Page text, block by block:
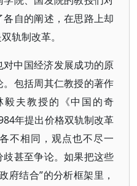
自的阐述，在思路上却
轨制改革。
中国经济发展成功的原
包括周其仁教授的著作
毅夫教授的《中国的奇
年提出价格双轨制改革
不相同，观点也不尽一
甚至争论。如果把这些
府结合”的分析框架里，